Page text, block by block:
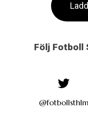
Följ Fotboll
@fotbollsthlm